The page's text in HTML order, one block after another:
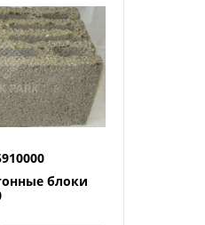
блоки